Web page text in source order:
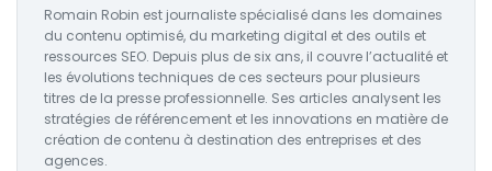
Romain Robin est journaliste spécialisé dans les domaines
du contenu optimisé, du marketing digital et des outils et
ressources SEO. Depuis plus de six ans, il couvre l’actualité et
les évolutions techniques de ces secteurs pour plusieurs
titres de la presse professionnelle. Ses articles analysent les
stratégies de référencement et les innovations en matière de
création de contenu à destination des entreprises et des
agences.